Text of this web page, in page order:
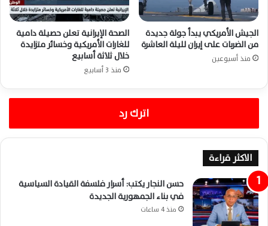
الجيش الأمريكي يبدأ جولة جديدة
من الضربات على إيران لليلة العاشرة
منذ أسبوعين
الصحة الإيرانية تعلن حصيلة دامية
للغارات الأمريكية وخسائر متزايدة
خلال ثلاثة أسابيع
منذ 3 أسابيع
اترك رد
الاكثر قراءة
حسن النجار يكتب: أسرار فلسفة القيادة السياسية
في بناء الجمهورية الجديدة
منذ 4 ساعات